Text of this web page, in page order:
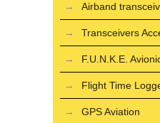
Airband
Transceivers
F.U.N.K.E.
Flight Time
GPS Aviation